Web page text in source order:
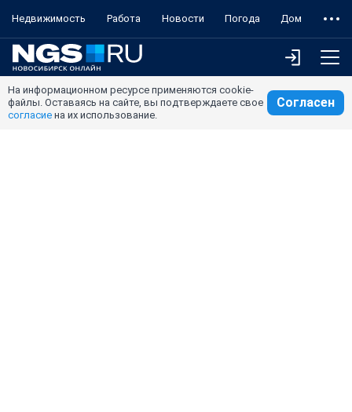
Недвижимость Работа Новости Погода Дом
На информационном ресурсе применяются cookie-
файлы. Оставаясь на сайте, вы подтверждаете свое
согласие на их использование.
Согласен